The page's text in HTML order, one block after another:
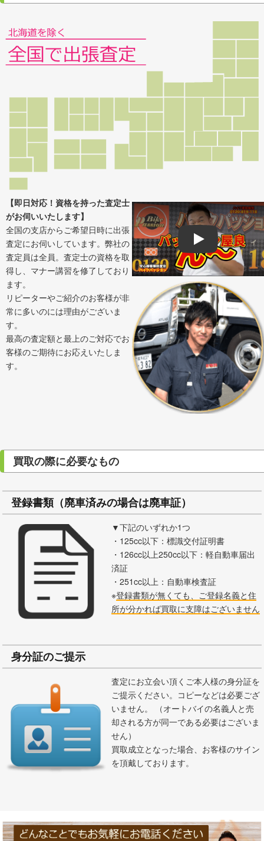
Play
【即日対応！資格を持った査定士
がお伺いいたします】
全国の支店からご希望日時に出張
査定にお伺いしています。弊社の
査定員は全員。査定士の資格を取
得し、マナー講習を修了しており
ます。
リピーターやご紹介のお客様が非
常に多いのには理由がございま
す。
最高の査定額と最上のご対応でお
客様のご期待にお応えいたしま
す。
買取の際に必要なもの
登録書類（廃車済みの場合は廃車証）
▼下記のいずれか1つ
・125cc以下：標識交付証明書
・126cc以上250cc以下：軽自動車届出
済証
・251cc以上：自動車検査証
※登録書類が無くても、ご登録名義と住
所が分かれば買取に支障はございません
身分証のご提示
査定にお立会い頂くご本人様の身分証を
ご提示ください。コピーなどは必要ござ
いません。 （オートバイの名義人と売
却される方が同一である必要はございま
せん）
買取成立となった場合、お客様のサイン
を頂戴しております。